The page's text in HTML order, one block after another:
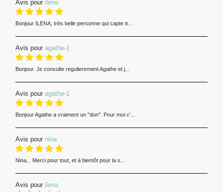
Avis pour ilena
Bonjour ILENA, très belle personne qui capte tr...
Avis pour agathe-1
Bonjour. Je consulte regulierement Agathe et j...
Avis pour agathe-1
Bonjour Agathe a vraiment un "don". Pour moi c'...
Avis pour nina
Nina, . Merci pour tout, et à bientôt pour la s...
Avis pour ilena